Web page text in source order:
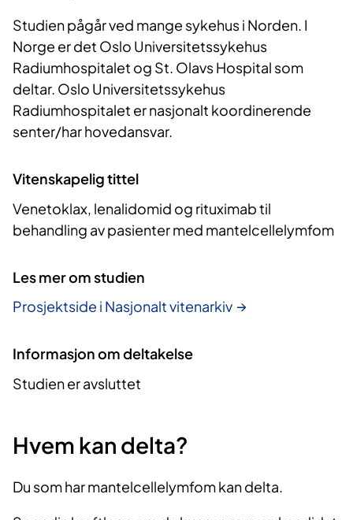
Studien pågår ved mange sykehus i Norden. I
Norge er det Oslo Universitetssykehus
Radiumhospitalet og St. Olavs Hospital som
deltar. Oslo Universitetssykehus
Radiumhospitalet er nasjonalt koordinerende
senter/har hovedansvar.
Vitenskapelig tittel
Venetoklax, lenalidomid og rituximab til
behandling av pasienter med mantelcellelymfom
Les mer om studien
Prosjektside i Nasjonalt vitenarkiv
Informasjon om deltakelse
Studien er avsluttet
Hvem kan delta?
Du som har mantelcellelymfom kan delta.